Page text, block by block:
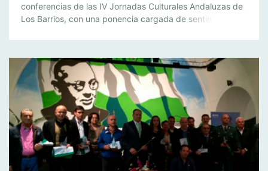
conferencias de las IV Jornadas Culturales Andaluzas de
Los Barrios, con una ponencia cargada de sentimiento,
con sus recuerdos y vivencias con el gran […]